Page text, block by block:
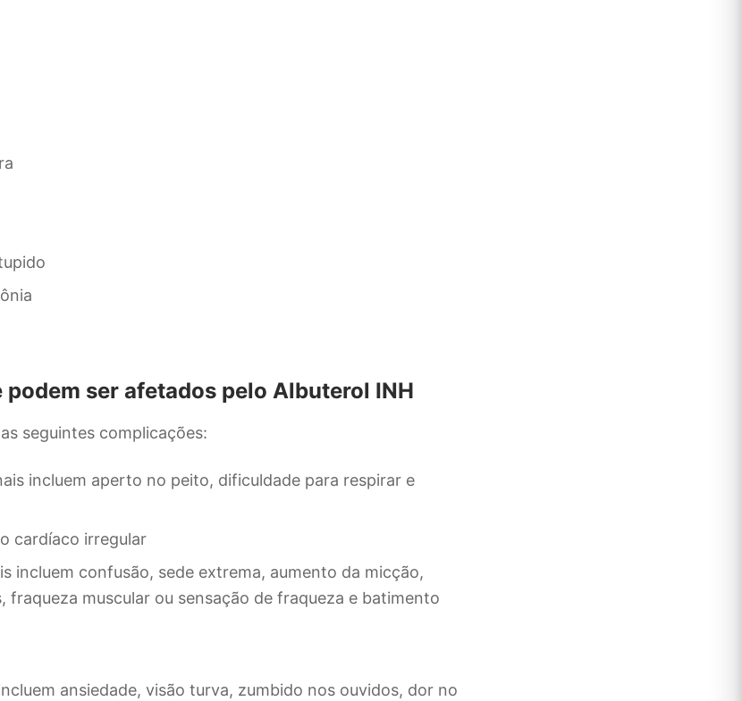
podem ser afetados pelo Albuterol INH
seguintes complicações:
incluem aperto no peito, dificuldade para respirar e
cardíaco irregular
incluem confusão, sede extrema, aumento da micção,
fraqueza muscular ou sensação de fraqueza e batimento
ansiedade, visão turva, zumbido nos ouvidos, dor no